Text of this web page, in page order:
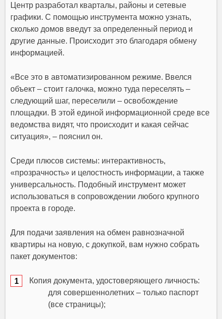
Центр разработал кварталы, районы и сетевые
графики. С помощью инструмента можно узнать,
сколько домов введут за определенный период и
другие данные. Происходит это благодаря обмену
информацией.
«Все это в автоматизированном режиме. Ввелся
объект – стоит галочка, можно туда переселять –
следующий шаг, переселили – освобождение
площадки. В этой единой информационной среде все
ведомства видят, что происходит и какая сейчас
ситуация», – пояснил он.
Среди плюсов системы: интерактивность,
«прозрачность» и целостность информации, а также
универсальность. Подобный инструмент может
использоваться в сопровождении любого крупного
проекта в городе.
Для подачи заявления на обмен равнозначной
квартиры на новую, с докупкой, вам нужно собрать
пакет документов:
Копия документа, удостоверяющего личность:
для совершеннолетних – только паспорт
(все страницы);